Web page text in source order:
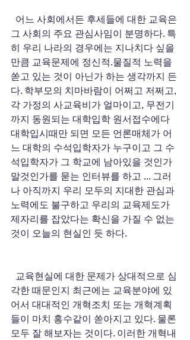
그 사회의 주요 관심사임이 분명하다. 특
히 우리 나라의 경우에는 지나치다 싶을
만큼 교육문제에 정신적.물질적 노력을
쏟고 있는 것이 아닌가 하는 생각까지 든
다. 학부모의 치마바람이 어쩌고 저쩌고,
각 가정의 사교육비가 얼마이고, 무전기
까지 동원되는 대학입학 원서접수에다
대학입시때만 되면 모든 언론매체가 어
느 대학의 수석입학자가 누구이고 그 수
석입학자가 그 학교에 남아있을 것인가
말것인가를 묻는 인터뷰를 하고 ... 그러
나 아직까지 우리 모두의 지대한 관심과
노력에도 불구하고 우리의 교육제도가
제자리를 잡았다는 확신을 가질 수 없는
것이 오늘의 현실인 듯 하다.
각한 때문인지 최근에는 교육분야에 있
어서 대대적인 개혁조치 또는 개혁계획
들이 마치 홍수같이 쏟아지고 있다. 물론
모두 잘 해보자는 것이다. 이러한 개혁내